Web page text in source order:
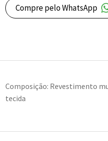
Compre pelo WhatsApp
Composição: Revestimento
tecida